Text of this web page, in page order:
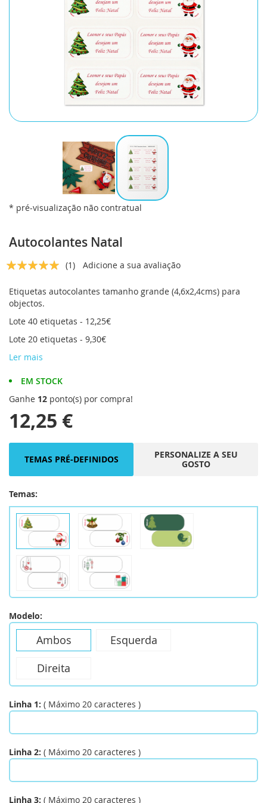
* pré-visualização não contratual
para
o
início
da
de
imagens
Autocolantes Natal
Classificação:
(1) Adicione a sua avaliação
Etiquetas autocolantes tamanho grande (4,6x2,4cms) para
objectos.
Lote 40 etiquetas - 12,25€
Lote 20 etiquetas - 9,30€
Ler mais
EM STOCK
Ganhe 12 ponto(s) por compra!
12,25 €
TEMAS PRÉ-DEFINIDOS
PERSONALIZE A SEU
GOSTO
Temas:
Modelo:
Ambos
Esquerda
Direita
Linha 1: ( Máximo 20 caracteres )
Linha 2: ( Máximo 20 caracteres )
Linha 3: ( Máximo 20 caracteres )